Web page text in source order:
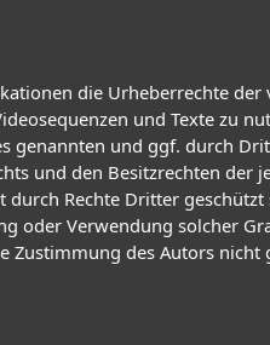
die Urheberrechte
und Texte zu
genannten und ggf. durch
und den Besitzrechten
durch Rechte Dritter
oder Verwendung solcher
Zustimmung des Autors nicht